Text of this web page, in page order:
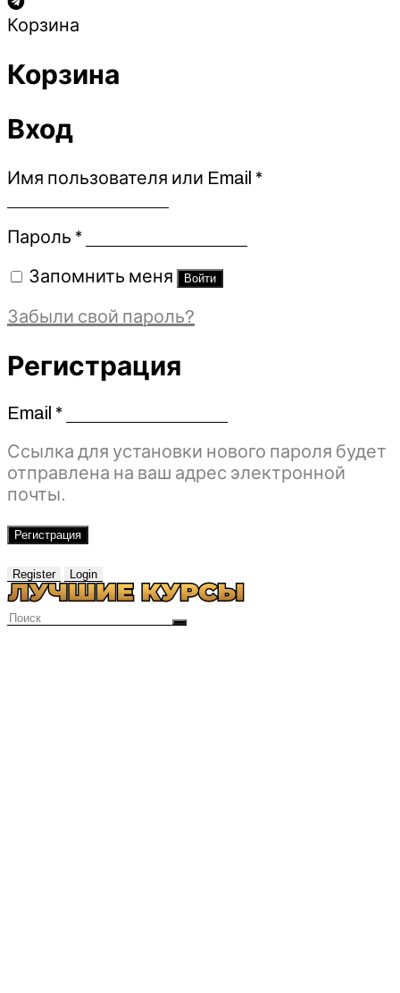
Корзина
Корзина
Вход
Имя пользователя или Email *Обязательно
Пароль *Обязательно
Запомнить меня Войти
Забыли свой пароль?
Регистрация
Email *Обязательно
Ссылка для установки нового пароля будет
отправлена ​​на ваш адрес электронной
почты.
Регистрация
Register Login